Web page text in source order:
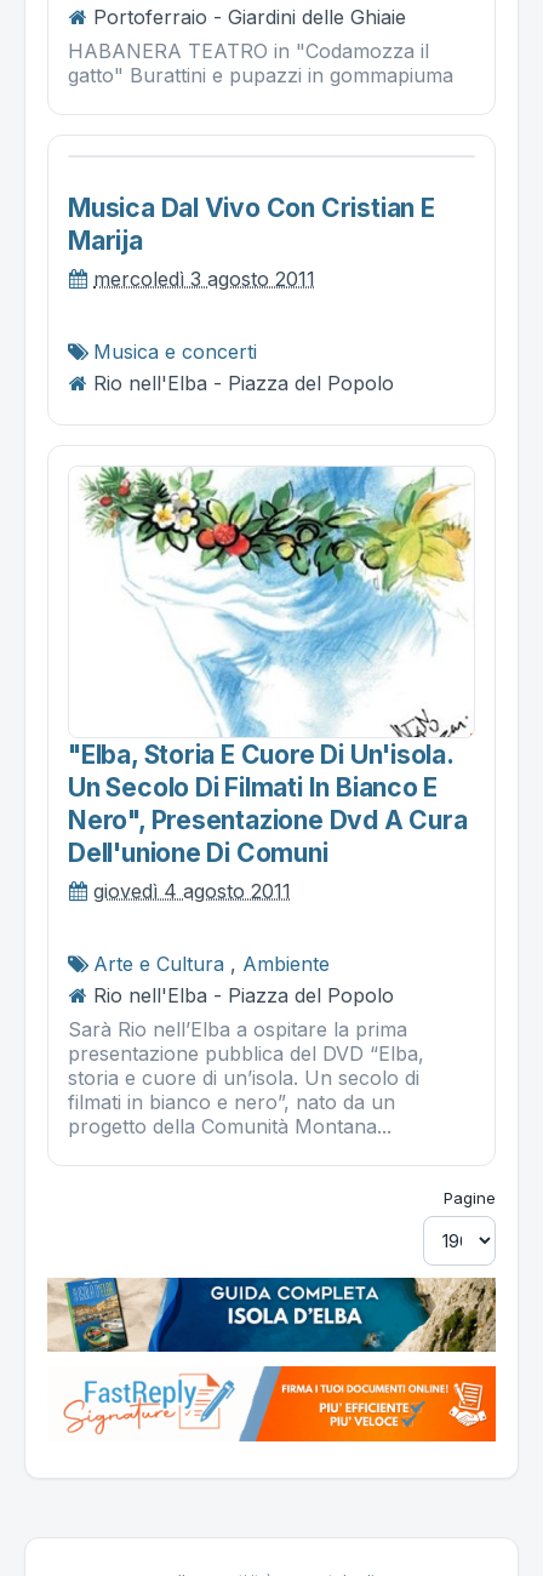
Portoferraio - Giardini delle Ghiaie
HABANERA TEATRO in "Codamozza il
gatto" Burattini e pupazzi in gommapiuma
Musica Dal Vivo Con Cristian E
Marija
mercoledì 3 agosto 2011
Musica e concerti
Rio nell'Elba - Piazza del Popolo
"elba, Storia E Cuore Di Un'isola.
Un Secolo Di Filmati In Bianco E
Nero", Presentazione Dvd A Cura
Dell'unione Di Comuni
giovedì 4 agosto 2011
Arte e Cultura , Ambiente
Rio nell'Elba - Piazza del Popolo
Sarà Rio nell’Elba a ospitare la prima
presentazione pubblica del DVD “Elba,
storia e cuore di un’isola. Un secolo di
filmati in bianco e nero”, nato da un
progetto della Comunità Montana...
Pagine